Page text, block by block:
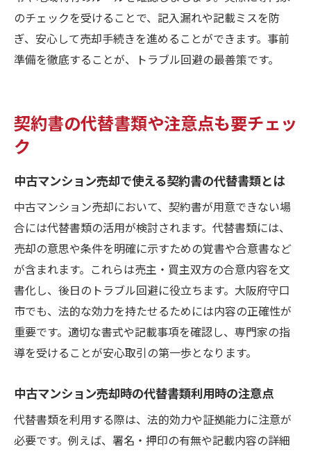
のチェックを受けることで、記入漏れや記載ミスを防
ぎ、安心して売却手続きを進めることができます。事前
準備を徹底することが、トラブル回避の最善策です。
契約書の代替書類や注意点も要チェッ
ク
中古マンション売却で使える契約書の代替書類とは
中古マンション売却において、契約書が用意できない場
合には代替書類の活用が検討されます。代替書類には、
売却の意思や条件を明確に示すための覚書や合意書など
が含まれます。これらは売主・買主双方の合意内容を文
書化し、後日のトラブル回避に役立ちます。大阪府守口
市でも、法的な効力を持たせるためには内容の正確性が
重要です。適切な書式や記載事項を確認し、専門家の指
導を受けることが安心取引の第一歩となります。
中古マンション売却時の代替書類利用時の注意点
代替書類を利用する際は、法的効力や証拠能力に注意が
必要です。例えば、署名・押印の有無や記載内容の詳細